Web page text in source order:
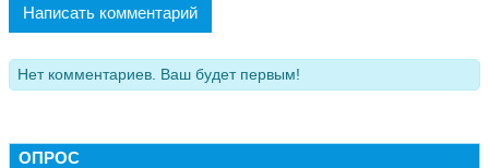
Написать комментарий
Нет комментариев. Ваш будет первым!
ОПРОС